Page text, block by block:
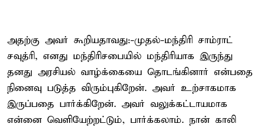
அதற்கு அவர் கூறியதாவது:-முதல்-மந்திரி சாம்ராட்
சவுத்ரி, எனது மந்திரிசபையில் மந்திரியாக இருந்து
தனது அரசியல் வாழ்க்கையை தொடங்கினார் என்பதை
நினைவு படுத்த விரும்புகிறேன். அவர் உற்சாகமாக
இருப்பதை பார்க்கிறேன். அவர் வலுக்கட்டாயமாக
என்னை வெளியேற்றட்டும், பார்க்கலாம். நான் காலி